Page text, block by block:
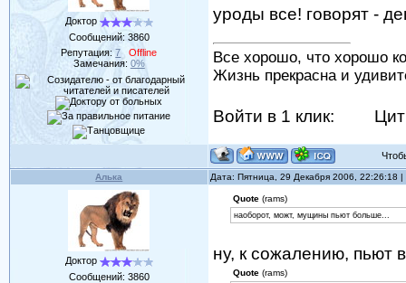
Доктор
Сообщений: 3860
Репутация:7
Offline
Замечания: 0%
уроды все! говорят -
Все хорошо, что хорошо
Жизнь прекрасна и
Войти в 1 клик:
Алька Дата: Пятница, 29 Декабря 2006, 22:26:18
Доктор
Сообщений: 3860
Quote(rams)
наоборот, можт, мущины пьют больше...
ну, к сожалению, пьют
Quote(rams)